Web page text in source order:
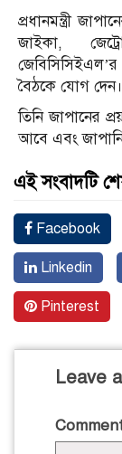
প্রধানমন্ত্রী
জাইকা,
বৈঠকে যোগ দেন।
তিনি জাপানের
আবে এবং
এই সংবাদটি
Facebook
Linkedin
Pinterest
Leave